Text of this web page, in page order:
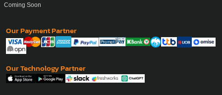
Coming Soon
Our Payment Partner
Our Technology Partner